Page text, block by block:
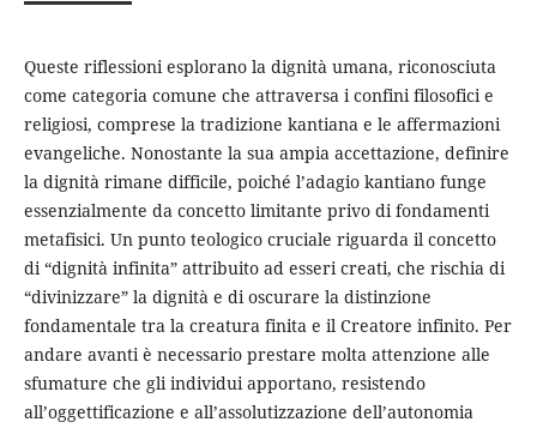
Queste riflessioni esplorano la dignità umana, riconosciuta
come categoria comune che attraversa i confini filosofici e
religiosi, comprese la tradizione kantiana e le affermazioni
evangeliche. Nonostante la sua ampia accettazione, definire
la dignità rimane difficile, poiché l’adagio kantiano funge
essenzialmente da concetto limitante privo di fondamenti
metafisici. Un punto teologico cruciale riguarda il concetto
di “dignità infinita” attribuito ad esseri creati, che rischia di
“divinizzare” la dignità e di oscurare la distinzione
fondamentale tra la creatura finita e il Creatore infinito. Per
andare avanti è necessario prestare molta attenzione alle
sfumature che gli individui apportano, resistendo
all’oggettificazione e all’assolutizzazione dell’autonomia